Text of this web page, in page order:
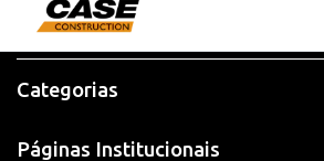
Categorias
Páginas Institucionais